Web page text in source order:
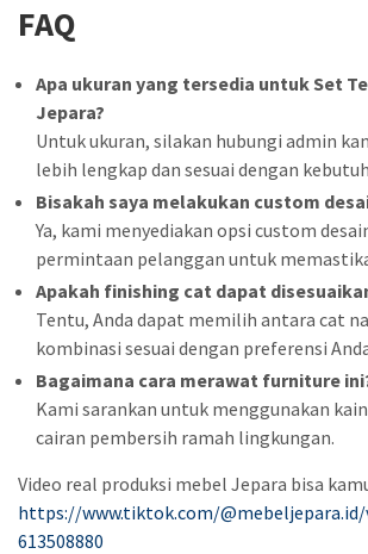
FAQ
Apa ukuran yang tersedia untuk Set
Jepara?
Untuk ukuran, silakan hubungi admin
lebih lengkap dan sesuai dengan
Bisakah saya melakukan custom
Ya, kami menyediakan opsi custom
permintaan pelanggan untuk
Apakah finishing cat dapat
Tentu, Anda dapat memilih antara cat
kombinasi sesuai dengan preferensi
Bagaimana cara merawat furniture
Kami sarankan untuk menggunakan
cairan pembersih ramah lingkungan.
Video real produksi mebel Jepara bisa
https://www.tiktok.com/@mebeljepara.id/
613508880